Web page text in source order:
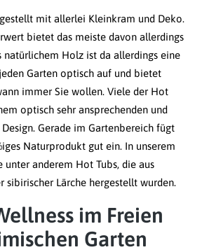
mit allerlei Kleinkram und Deko.
bietet das meiste davon allerdings
natürlichem Holz ist da allerdings eine
Garten optisch auf und bietet
immer Sie wollen. Viele der Hot
optisch sehr ansprechenden und
Gerade im Gartenbereich fügt
Naturprodukt gut ein. In unserem
unter anderem Hot Tubs, die aus
sibirischer Lärche hergestellt wurden.
im Freien
Garten